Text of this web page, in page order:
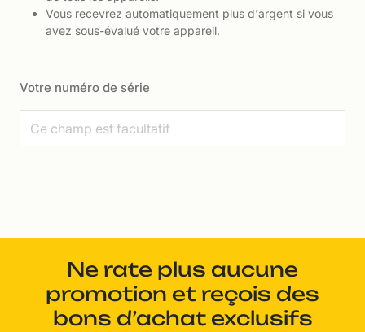
Vous recevrez automatiquement plus d'argent si vous
avez sous-évalué votre appareil.
Votre numéro de série
Ne rate plus aucune
promotion et reçois des
bons d’achat exclusifs